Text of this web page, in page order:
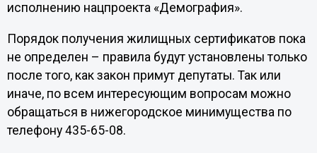
исполнению нацпроекта «Демография».
Порядок получения жилищных сертификатов пока
не определен – правила будут установлены только
после того, как закон примут депутаты. Так или
иначе, по всем интересующим вопросам можно
обращаться в нижегородское минимущества по
телефону 435-65-08.